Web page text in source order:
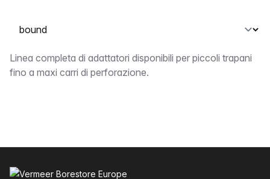
Seleziona una scheda
bound
Linea completa di adattatori disponibili per piccoli trapani
fino a maxi carri di perforazione.